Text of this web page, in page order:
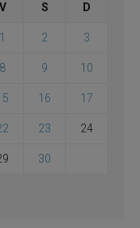
V S D
1 2 3
8 9 10
16 17
23 24
30